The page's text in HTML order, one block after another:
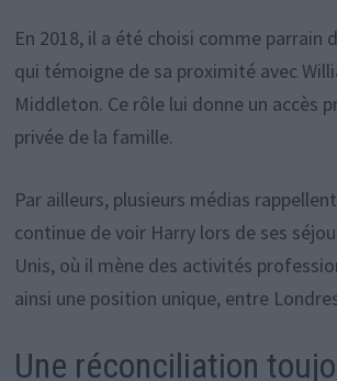
En 2018, il a été choisi comme parrain
qui témoigne de sa proximité avec
Middleton. Ce rôle lui donne un accès
privée de la famille.
Par ailleurs, plusieurs médias
continue de voir Harry lors de ses
Unis, où il mène des activités
ainsi une position unique, entre
Une réconciliation